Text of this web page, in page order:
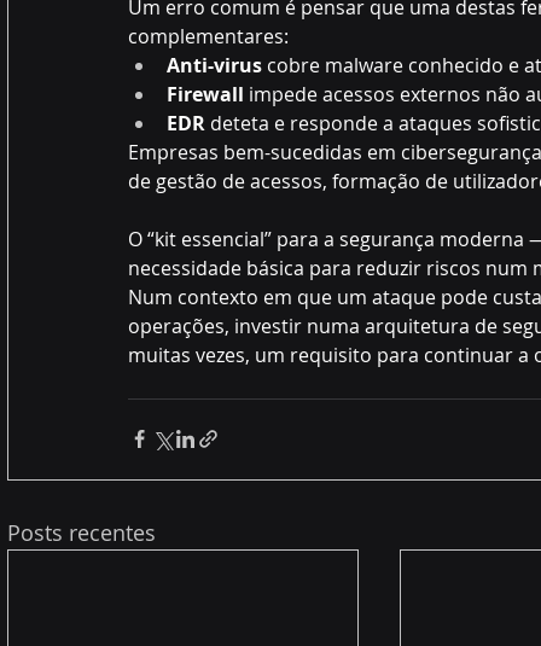
Um erro comum é pensar que uma destas
complementares:
Anti-virus cobre malware conhecido e
Firewall impede acessos externos não
EDR deteta e responde a ataques
Empresas bem-sucedidas em
de gestão de acessos, formação de
O “kit essencial” para a segurança
necessidade básica para reduzir riscos
Num contexto em que um ataque pode
operações, investir numa arquitetura de
muitas vezes, um requisito para continuar
Posts recentes